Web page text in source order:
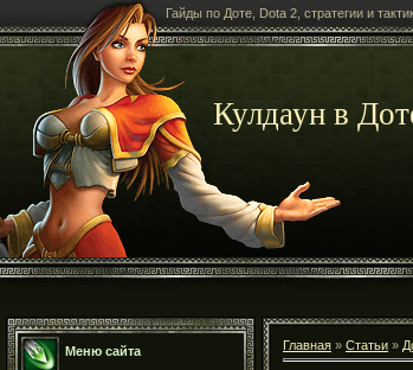
Гайды по Доте, Dota 2, стратегии и
Кулдаун в
Меню сайта Главная » Статьи »